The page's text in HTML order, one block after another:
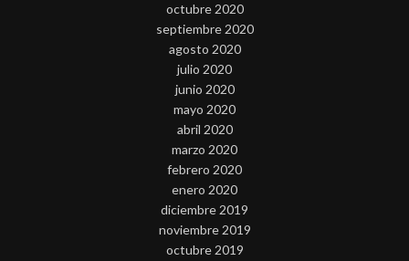
octubre 2020
septiembre 2020
agosto 2020
julio 2020
junio 2020
mayo 2020
abril 2020
marzo 2020
febrero 2020
enero 2020
diciembre 2019
noviembre 2019
octubre 2019